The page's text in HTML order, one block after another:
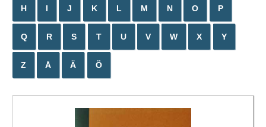
H I J K L M N O P
Q R S T U V W X Y
Z Å Ä Ö